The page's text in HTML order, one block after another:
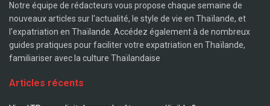
Notre équipe de rédacteurs vous propose chaque semaine de
nouveaux articles sur l'actualité, le style de vie en Thaïlande, et
l'expatriation en Thaïlande. Accédez également à de nombreux
guides pratiques pour faciliter votre expatriation en Thaïlande,
familiariser avec la culture Thaïlandaise
Articles récents